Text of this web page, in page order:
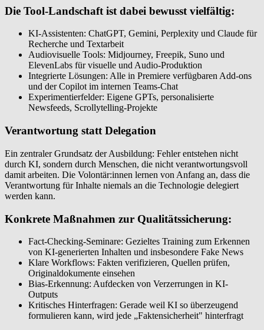
Die Tool-Landschaft ist dabei bewusst vielfältig:
KI-Assistenten: ChatGPT, Gemini, Perplexity und Claude für
Recherche und Textarbeit
Audiovisuelle Tools: Midjourney, Freepik, Suno und
ElevenLabs für visuelle und Audio-Produktion
Integrierte Lösungen: Alle in Premiere verfügbaren Add-ons
und der Copilot im internen Teams-Chat
Experimentierfelder: Eigene GPTs, personalisierte
Newsfeeds, Scrollytelling-Projekte
Verantwortung statt Delegation
Ein zentraler Grundsatz der Ausbildung: Fehler entstehen nicht
durch KI, sondern durch Menschen, die nicht verantwortungsvoll
damit arbeiten. Die Volontär:innen lernen von Anfang an, dass die
Verantwortung für Inhalte niemals an die Technologie delegiert
werden kann.
Konkrete Maßnahmen zur Qualitätssicherung:
Fact-Checking-Seminare: Gezieltes Training zum Erkennen
von KI-generierten Inhalten und insbesondere Fake News
Klare Workflows: Fakten verifizieren, Quellen prüfen,
Originaldokumente einsehen
Bias-Erkennung: Aufdecken von Verzerrungen in KI-
Outputs
Kritisches Hinterfragen: Gerade weil KI so überzeugend
formulieren kann, wird jede „Faktensicherheit" hinterfragt